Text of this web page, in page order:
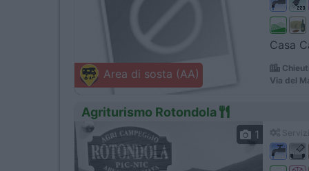
Area di sosta (AA)
Casa
Via del
Agriturismo Rotondola
1